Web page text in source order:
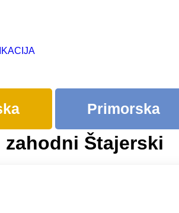
Primorska
zahodni Štajerski